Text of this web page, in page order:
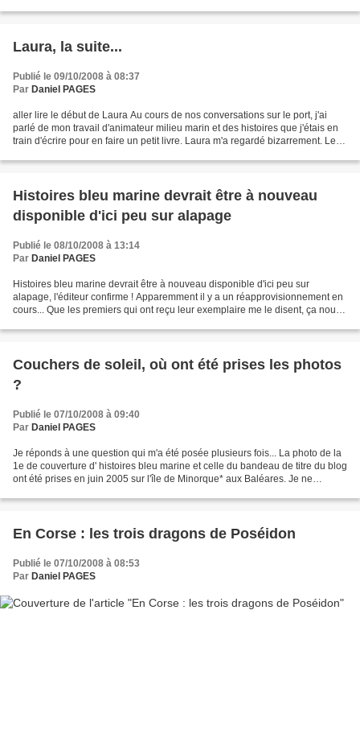
Laura, la suite...
Publié le 09/10/2008 à 08:37
Par Daniel PAGES
aller lire le début de Laura Au cours de nos conversations sur le port, j'ai
parlé de mon travail d'animateur milieu marin et des histoires que j'étais en
train d'écrire pour en faire un petit livre. Laura m'a regardé bizarrement. Le
Histoires bleu marine devrait être à nouveau
disponible d'ici peu sur alapage
Publié le 08/10/2008 à 13:14
Par Daniel PAGES
Histoires bleu marine devrait être à nouveau disponible d'ici peu sur
alapage, l'éditeur confirme ! Apparemment il y a un réapprovisionnement en
cours... Que les premiers qui ont reçu leur exemplaire me le disent, ça nous
Couchers de soleil, où ont été prises les photos
?
Publié le 07/10/2008 à 09:40
Par Daniel PAGES
Je réponds à une question qui m'a été posée plusieurs fois... La photo de la
1e de couverture d' histoires bleu marine et celle du bandeau de titre du blog
ont été prises en juin 2005 sur l'île de Minorque* aux Baléares. Je ne
En Corse : les trois dragons de Poséidon
Publié le 07/10/2008 à 08:53
Par Daniel PAGES